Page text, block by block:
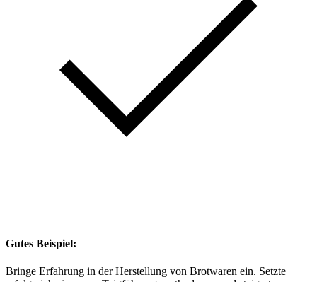
Gutes Beispiel:
Bringe Erfahrung in der Herstellung von Brotwaren ein. Setzte